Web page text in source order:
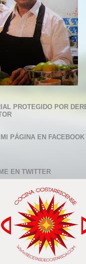
PROTEGIDO POR
PÁGINA EN FACEBOOK
EN TWITTER